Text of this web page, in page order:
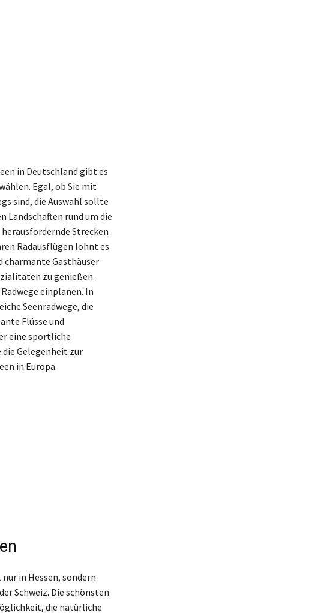
in Deutschland gibt es
Egal, ob Sie mit
sind, die Auswahl sollte
Landschaften rund um die
herausfordernde Strecken
Radausflügen lohnt es
charmante Gasthäuser
zu genießen.
einplanen. In
Seenradwege, die
Flüsse und
eine sportliche
die Gelegenheit zur
in Europa.
in Hessen, sondern
Schweiz. Die schönsten
die natürliche